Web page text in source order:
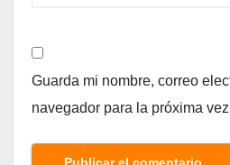
Guarda mi nombre, correo
navegador para la próxima